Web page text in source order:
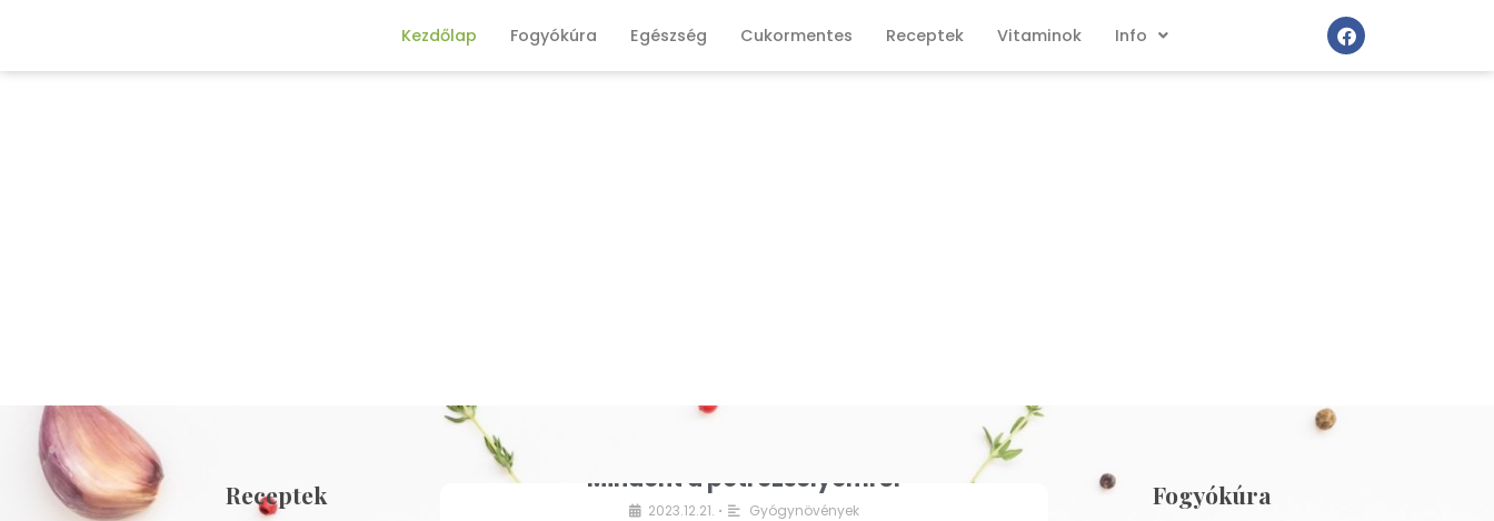
Kezdőlap Fogyókúra Egészség Cukormentes Receptek Vitaminok Info
Receptek Mindent a petrezselyemről
2023.12.21. • Gyógynövények
Fogyókúra